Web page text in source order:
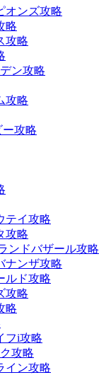
オンズ攻略
略
攻略
ン攻略
攻略
攻略
テイ攻略
攻略
ンドバザール攻略
ナンザ攻略
ルド攻略
攻略
略
フi攻略
攻略
イン攻略